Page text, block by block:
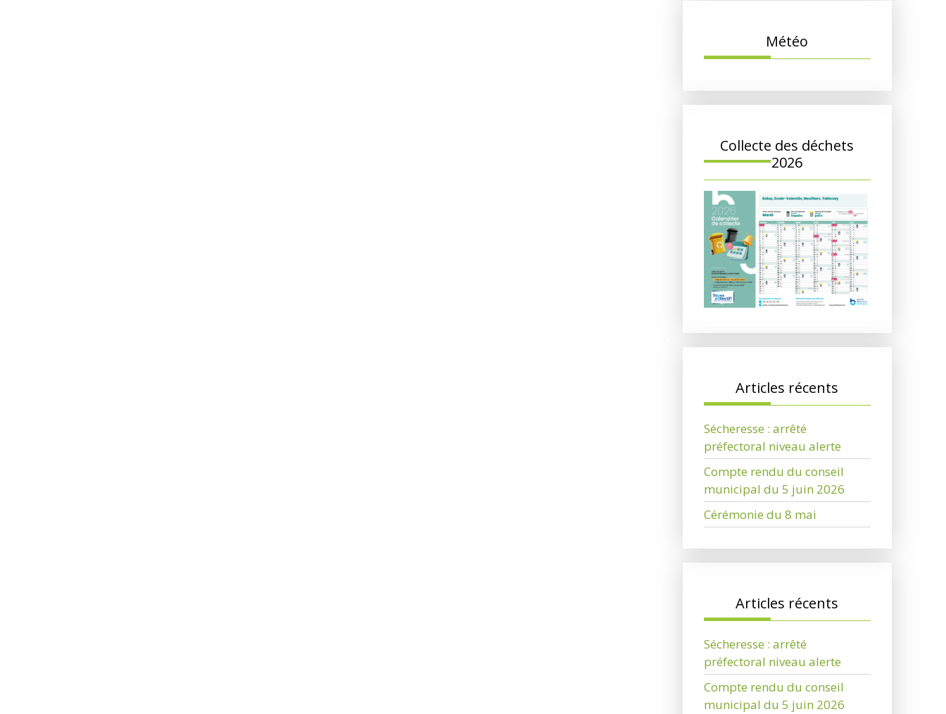
Météo
Collecte des déchets
2026
Articles récents
Sécheresse : arrêté
préfectoral niveau alerte
Compte rendu du conseil
municipal du 5 juin 2026
Cérémonie du 8 mai
Articles récents
Sécheresse : arrêté
préfectoral niveau alerte
Compte rendu du conseil
municipal du 5 juin 2026